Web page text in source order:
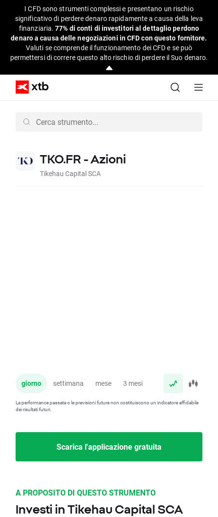
I CFD sono strumenti complessi e presentano un rischio
significativo di perdere denaro rapidamente a causa della leva
finanziaria.77% di conti di investitori al dettaglio perdono
denaro a causa delle negoziazioni in CFD con questo fornitore.
Valuti se comprende il funzionamento dei CFD e se può
permettersi di correre questo alto rischio di perdere il Suo denaro.
TKO.FR - Azioni
Tikehau Capital SCA
giorno settimana mese 3 mesi anno
La performance passata o le previsioni future non costituiscono un indicatore affidabile
dei risultati futuri.
Scarica l'applicazione gratuita
A PROPOSITO DI QUESTO STRUMENTO
Investi in Tikehau Capital SCA